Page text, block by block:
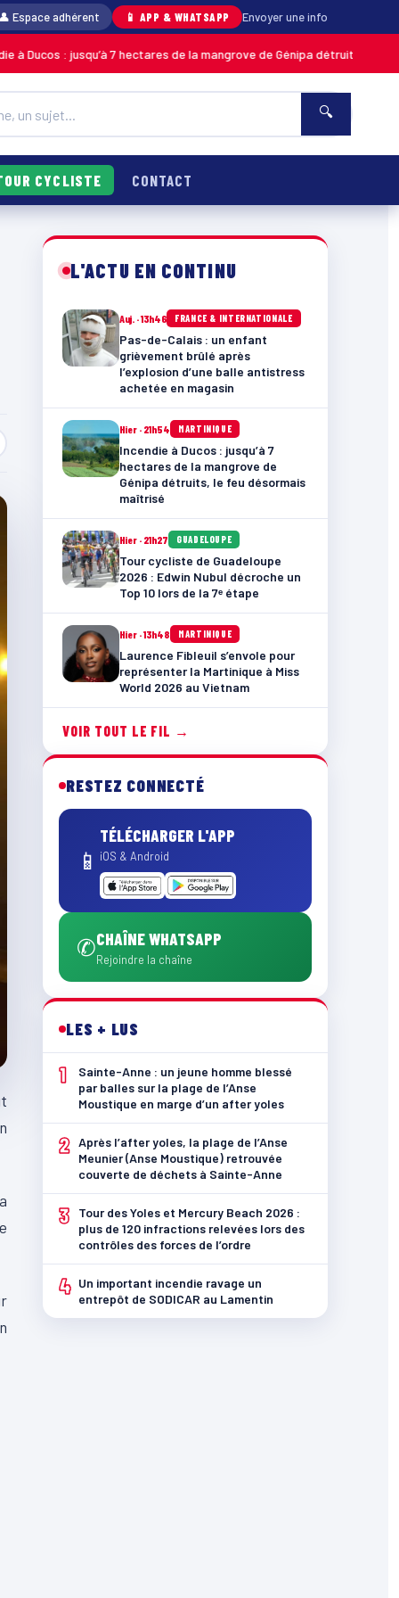
👤 Espace adhérent 📱 APP & WHATSAPP Envoyer une info
jusqu’à 7 hectares de la mangrove de Génipa détruits, le feu désormais
🔍
CYCLISTE CONTACT
L'ACTU EN CONTINU
Auj. · 13h46 FRANCE & INTERNATIONALE
Pas-de-Calais : un enfant
grièvement brûlé après
l’explosion d’une balle antistress
achetée en magasin
Hier · 21h54 MARTINIQUE
Incendie à Ducos : jusqu’à 7
hectares de la mangrove de
Génipa détruits, le feu désormais
maîtrisé
Hier · 21h27 GUADELOUPE
Tour cycliste de Guadeloupe
2026 : Edwin Nubul décroche un
Top 10 lors de la 7ᵉ étape
Hier · 13h48 MARTINIQUE
Laurence Fibleuil s’envole pour
représenter la Martinique à Miss
World 2026 au Vietnam
VOIR TOUT LE FIL →
RESTEZ CONNECTÉ
📱
TÉLÉCHARGER L'APP
iOS & Android
✆CHAÎNE WHATSAPP
Rejoindre la chaîne
LES + LUS
1
Sainte-Anne : un jeune homme blessé
par balles sur la plage de l’Anse
Moustique en marge d’un after yoles
2 Après l’after yoles, la plage de l’Anse
Meunier (Anse Moustique) retrouvée
couverte de déchets à Sainte-Anne
3
Tour des Yoles et Mercury Beach 2026 :
plus de 120 infractions relevées lors des
contrôles des forces de l’ordre
4 Un important incendie ravage un
entrepôt de SODICAR au Lamentin